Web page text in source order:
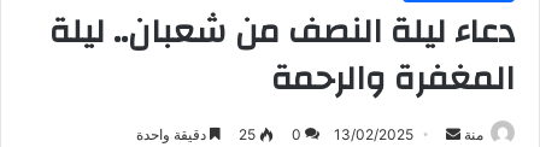
دعاء ليلة النصف من شعبان.. ليلة
المغفرة والرحمة
منة
أرسل 13/02/2025
0
25 دقيقة واحدة